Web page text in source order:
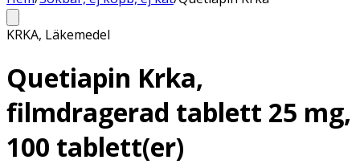
KRKA, Läkemedel
Quetiapin Krka,
filmdragerad tablett 25 mg,
100 tablett(er)